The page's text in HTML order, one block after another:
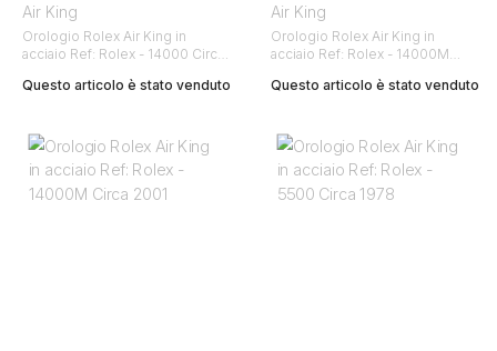
Air King
Orologio Rolex Air King in
acciaio Ref: Rolex - 14000 Circa
Questo articolo è stato venduto
Air King
Orologio Rolex Air King in
acciaio Ref: Rolex - 14000M
Questo articolo è stato venduto